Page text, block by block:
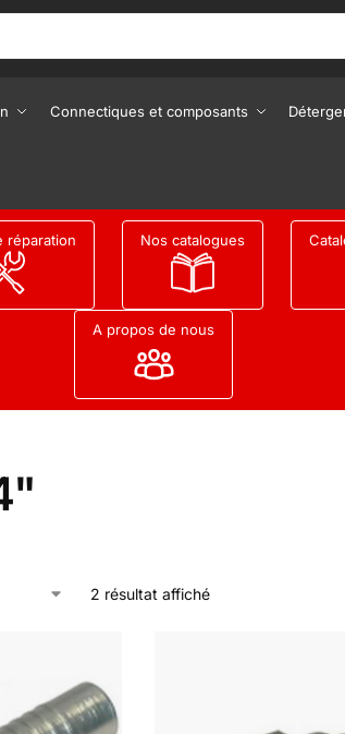
Connectiques et composants
réparation Nos catalogues
A propos de nous
2 résultat affiché